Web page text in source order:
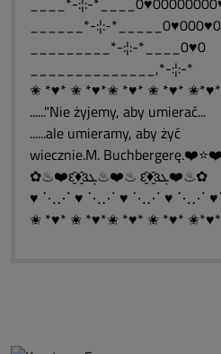
______*-:¦:-*_____0♥000♥0
_________*-:¦:-*____0♥0
______________,*-:¦:-*
✬ *♥* ✬ *♥*✬ *♥* ✬ *♥*
......"Nie żyjemy, aby umierać...
......ale umieramy, aby żyć
wiecznie.M. Buchbergerę.❤️⭐❤️
✿♨❤️ԑ̮̑♦̮̑ɜܓ♨❤️♨ ԑ̮̑♦̮̑ɜܓ❤️♨✿
♥ ⋱⋰ ♥ ⋱⋰ ♥ ⋱⋰ ♥ ⋱⋰
✬ *♥* ✬ *♥*✬ *♥* ✬ *♥*